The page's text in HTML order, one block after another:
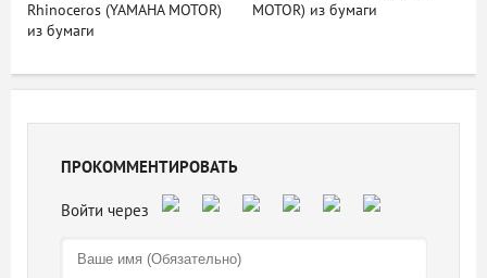
Rhinoceros (YAMAHA MOTOR)
из бумаги
MOTOR) из бумаги
ПРОКОММЕНТИРОВАТЬ